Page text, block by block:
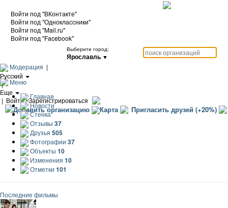
Войти под "ВКонтакте"
Войти под "Одноклассники"
Войти под "Mail.ru"
Войти под "Facebook"
Выберите город:
Ярославль ▼
Модерация |
Русский
|
Еще
| Войти / Зарегистрироваться
Добавить организацию Карта Пригласить друзей (+20%)
Меню
Главная
Новости
Стенка
Отзывы 37
Друзья 505
Фотографии 37
Объекты 10
Изменения 10
Отметки 101
Последние фильмы